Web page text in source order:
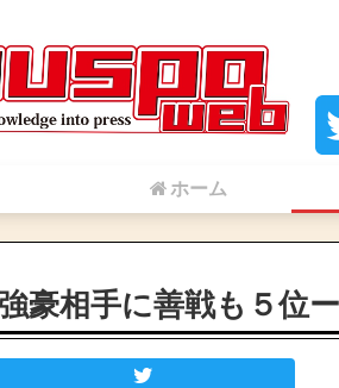
ホーム
豪相手に善戦も５位